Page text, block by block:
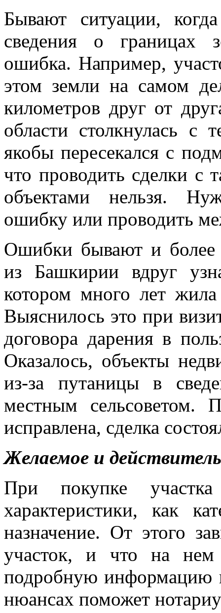
Бывают ситуации,
сведения о границах
ошибка. Например,
этом земли на самом
километров друг от
области столкнулась с
якобы пересекался с
что проводить сделки с
объектами нельзя.
ошибку или проводить
Ошибки бывают и более
из Башкирии вдруг
котором много лет
Выяснилось это при
договора дарения в
Оказалось, объекты
из-за путаницы в
местным сельсоветом.
исправлена, сделка
Желаемое и
При покупке
характеристики, как
назначение. От этого
участок, и что на нем
подробную информацию
нюансах поможет